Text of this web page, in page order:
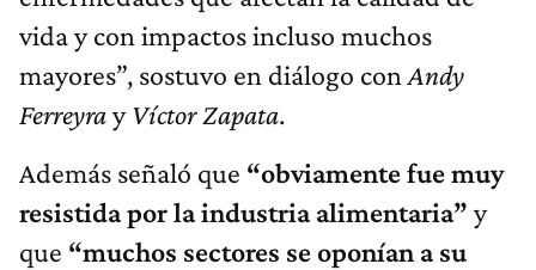
vida y con impactos incluso muchos
mayores”, sostuvo en diálogo con Andy
FerreyrayVíctor Zapata.
Además señaló que “obviamente fue muy
resistida por la industria alimentaria” y
que “muchos sectores se oponían a su